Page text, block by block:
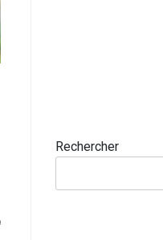
Rechercher